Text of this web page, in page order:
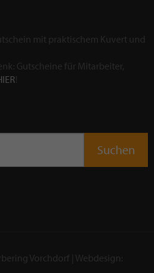
Gutscheine für Mitarbeiter,
!
Vorchdorf | Webdesign: